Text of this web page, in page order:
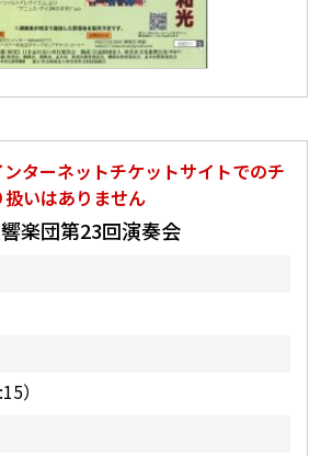
ターネットチケットサイトでのチ
いはありません
楽団第23回演奏会
）